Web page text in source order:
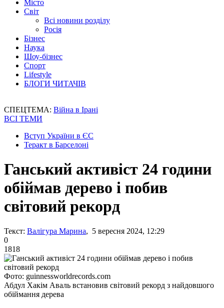
Місто
Світ
Всі новини розділу
Росія
Бізнес
Наука
Шоу-бізнес
Спорт
Lifestyle
БЛОГИ ЧИТАЧІВ
СПЕЦТЕМА: Війна в Ірані
ВСІ ТЕМИ
Вступ України в ЄС
Теракт в Барселоні
Ганський активіст 24 години
обіймав дерево і побив
світовий рекорд
Текст: Валігура Марина, 5 вересня 2024, 12:29
0
1818
Фото: guinnessworldrecords.com
Абдул Хакім Аваль встановив світовий рекорд з найдовшого
обіймання дерева